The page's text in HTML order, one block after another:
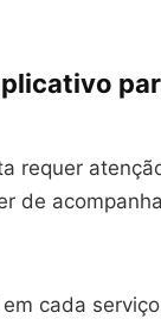
requer
de
cada